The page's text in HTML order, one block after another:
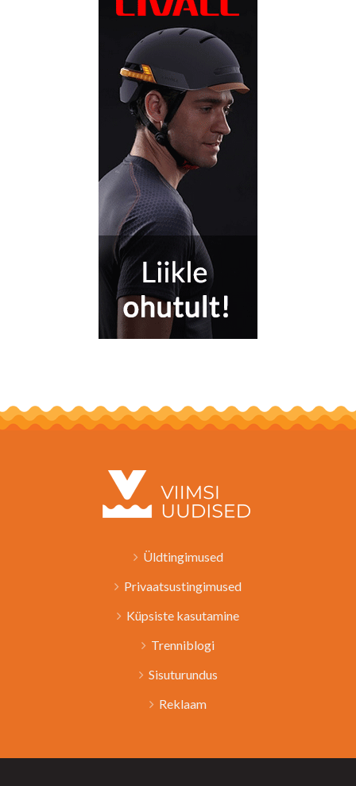
Üldtingimused
Privaatsustingimused
Küpsiste kasutamine
Trenniblogi
Sisuturundus
Reklaam